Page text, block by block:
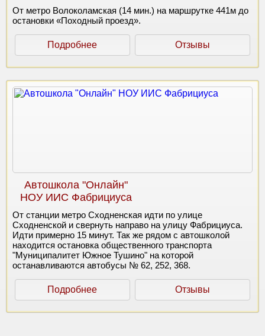
От метро Волоколамская (14 мин.) на маршрутке 441м до
остановки «Походный проезд».
Подробнее Отзывы
Автошкола "Онлайн"
НОУ ИИС Фабрициуса
От станции метро Сходненская идти по улице
Сходненской и свернуть направо на улицу Фабрициуса.
Идти примерно 15 минут. Так же рядом с автошколой
находится остановка общественного транспорта
"Муниципалитет Южное Тушино" на которой
останавливаются автобусы № 62, 252, 368.
Подробнее Отзывы